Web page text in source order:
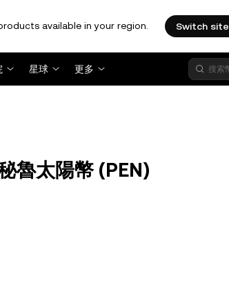
available in your region. Switch site
星球 更多
魯太陽幣 (PEN)